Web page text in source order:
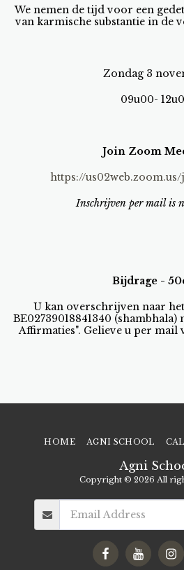
We nemen de tijd voor een
van karmische substantie in de
Zondag 3
09u00-
Join Zoom
https://us02web.zoom.us/
Inschrijven per mail is
Bijdrage -
U kan overschrijven naar
BE02739018841340
Affirmaties". Gelieve u per mail
Agni
Copyright © 2026 All
HOME AGNI SCHOOL